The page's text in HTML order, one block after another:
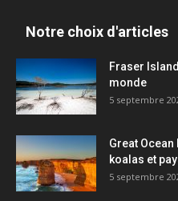
Notre choix d'articles
Fraser
monde
5 septembre
Great
koalas et
5 septembre